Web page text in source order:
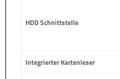
HDD Schnittstelle
Integrierter Kartenleser